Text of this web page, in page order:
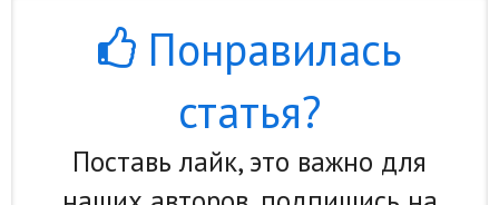
Понравилась
статья?
Поставь лайк, это важно для